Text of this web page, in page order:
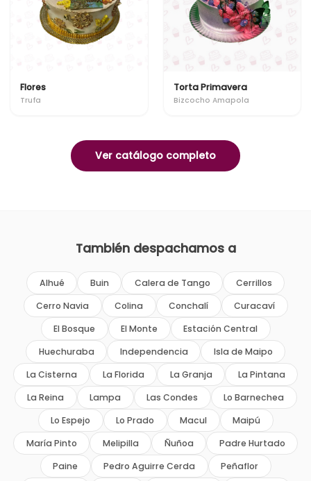
Flores
Trufa
Torta Primavera
Bizcocho Amapola
Ver catálogo completo
También despachamos a
Alhué Buin Calera de Tango
Cerrillos
Cerro Navia
Colina Conchalí
Curacaví
El Bosque
El Monte
Estación Central
Huechuraba
Independencia
Isla de Maipo
La Cisterna
La Florida La Granja
La Pintana
La Reina
Lampa Las Condes
Lo Barnechea
Lo Espejo
Lo Prado Macul
Maipú
María Pinto
Melipilla Ñuñoa
Padre Hurtado
Paine
Pedro Aguirre Cerda Peñaflor